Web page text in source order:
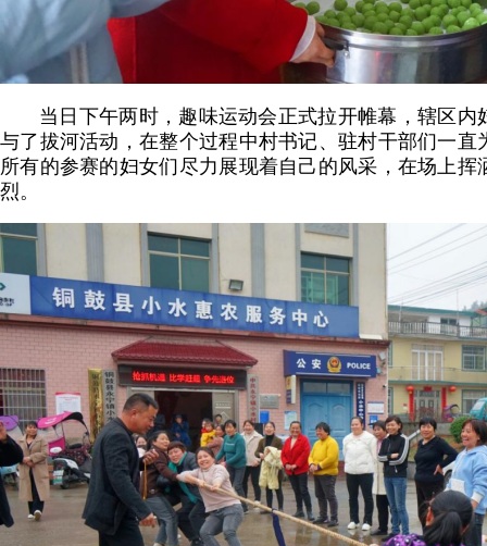
当日下午两时，趣味运动会正式拉开帷幕，辖区内
与了拔河活动，在整个过程中村书记、驻村干部们一直
所有的参赛的妇女们尽力展现着自己的风采，在场上挥
烈。